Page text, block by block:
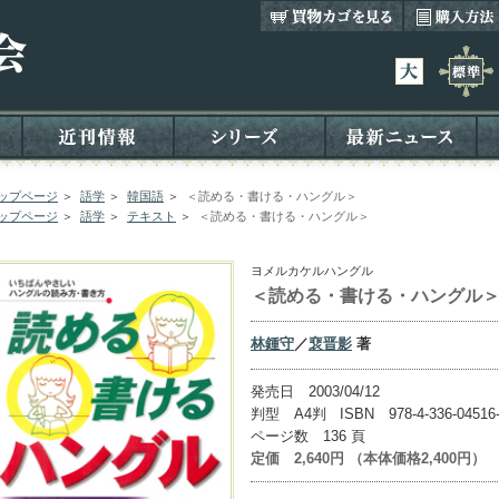
プページ ＞ 語学 ＞ 韓国語 ＞
＜読める・書ける・ハングル＞
プページ ＞ 語学 ＞ テキスト ＞ ＜読める・書ける・ハングル＞
ヨメルカケルハングル
＜読める・書ける・ハングル＞
林鍾守／裵晋影 著
発売日 2003/04/12
判型 A4判 ISBN 978-4-336-
ページ数 136 頁
定価 2,640円 （本体価格2,400円）